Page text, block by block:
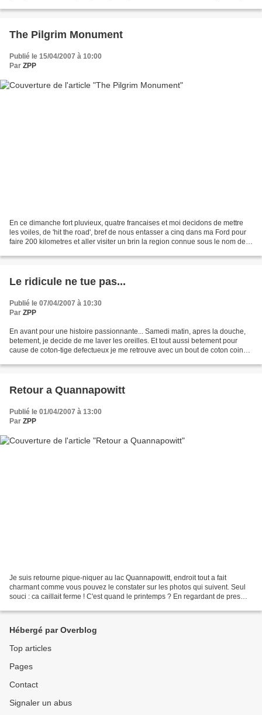
The Pilgrim Monument
Publié le 15/04/2007 à 10:00
Par ZPP
En ce dimanche fort pluvieux, quatre francaises et moi decidons de mettre
les voiles, de 'hit the road', bref de nous entasser a cinq dans ma Ford pour
faire 200 kilometres et aller visiter un brin la region connue sous le nom de
Le ridicule ne tue pas...
Publié le 07/04/2007 à 10:30
Par ZPP
En avant pour une histoire passionnante... Samedi matin, apres la douche,
betement, je decide de me laver les oreilles. Et tout aussi betement pour
cause de coton-tige defectueux je me retrouve avec un bout de coton coince
Retour a Quannapowitt
Publié le 01/04/2007 à 13:00
Par ZPP
Je suis retourne pique-niquer au lac Quannapowitt, endroit tout a fait
charmant comme vous pouvez le constater sur les photos qui suivent. Seul
souci : ca caillait ferme ! C'est quand le printemps ? En regardant de pres
Hébergé par Overblog
Top articles
Pages
Contact
Signaler un abus